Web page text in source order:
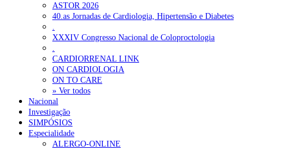
Enfermeiros exigem esclarecimentos sobre eventual gestão privada da
Ordem dos Médicos alerta para riscos no novo sistema de acesso a
Portugal está a formar os médicos de que precisa?
MAIS LIDAS
Enfermagem Forense. “Da urgência ao tribunal, cada gesto
202 visualizações
ASTOR 2026
40.as Jornadas de Cardiologia, Hipertensão e Diabetes
XXXIV Congresso Nacional de Coloproctologia
CARDIORRENAL LINK
ON CARDIOLOGIA
ON TO CARE
» Ver todos
Nacional
Investigação
SIMPÓSIOS
Especialidade
ALERGO-ONLINE